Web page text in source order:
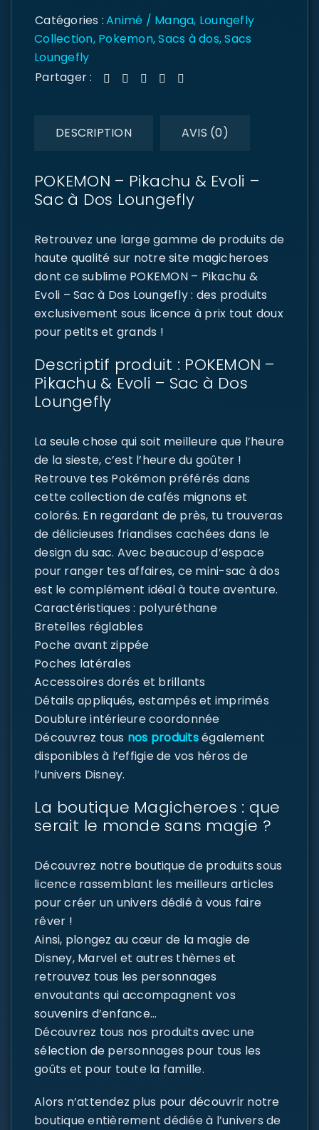
Catégories :Animé / Manga, Loungefly
Collection, Pokemon,Sacs à dos,Sacs
Loungefly
Partager :
DESCRIPTION AVIS (0)
POKEMON – Pikachu & Evoli –
Sac à Dos Loungefly
Retrouvez une large gamme de produits de
haute qualité sur notre site magicheroes
dont ce sublime POKEMON – Pikachu &
Evoli – Sac à Dos Loungefly : des produits
exclusivement sous licence à prix tout doux
pour petits et grands !
Descriptif produit : POKEMON –
Pikachu & Evoli – Sac à Dos
Loungefly
La seule chose qui soit meilleure que l’heure
de la sieste, c’est l’heure du goûter !
Retrouve tes Pokémon préférés dans
cette collection de cafés mignons et
colorés. En regardant de près, tu trouveras
de délicieuses friandises cachées dans le
design du sac. Avec beaucoup d’espace
pour ranger tes affaires, ce mini-sac à dos
est le complément idéal à toute aventure.
Caractéristiques : polyuréthane
Bretelles réglables
Poche avant zippée
Poches latérales
Accessoires dorés et brillants
Détails appliqués, estampés et imprimés
Doublure intérieure coordonnée
Découvrez tous nos produitségalement
disponibles à l’effigie de vos héros de
l’univers Disney.
La boutique Magicheroes : que
serait le monde sans magie ?
Découvrez notre boutique de produits sous
licence rassemblant les meilleurs articles
pour créer un univers dédié à vous faire
rêver !
Ainsi, plongez au cœur de la magie de
Disney, Marvel et autres thèmes et
retrouvez tous les personnages
envoutants qui accompagnent vos
souvenirs d’enfance…
Découvrez tous nos produits avec une
sélection de personnages pour tous les
goûts et pour toute la famille.
Alors n’attendez plus pour découvrir notre
boutique entièrement dédiée à l’univers de